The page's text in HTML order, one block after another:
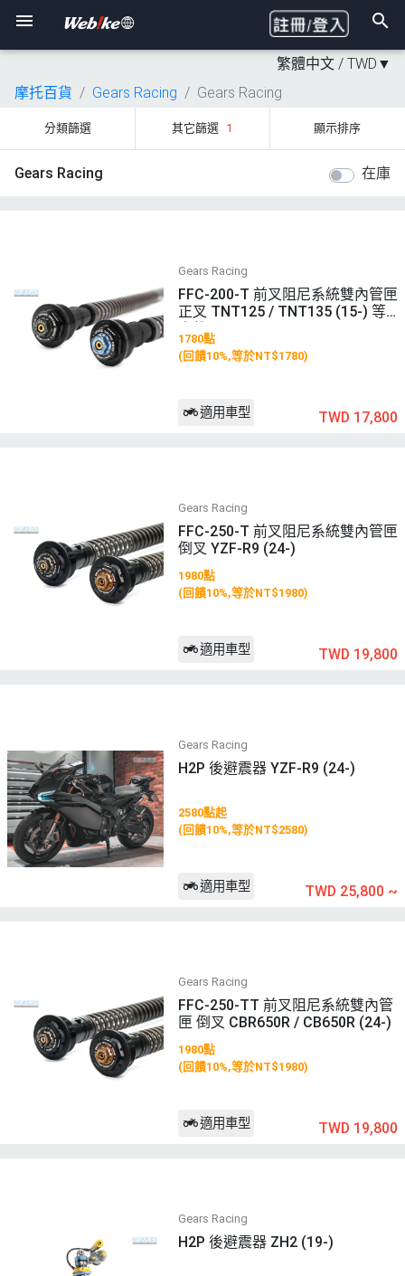
繁體中文 / TWD ▼
摩托百貨
Gears Racing Gears Racing
分類篩選 其它篩選 1 顯示排序
Gears Racing 在庫
Gears Racing
FFC-200-T 前叉阻尼系統雙內管匣
正叉 TNT125 / TNT135 (15-) 等
車款
1780點
(回饋10%,等於NT$1780)
適用車型 TWD 17,800
Gears Racing
FFC-250-T 前叉阻尼系統雙內管匣
倒叉 YZF-R9 (24-)
1980點
(回饋10%,等於NT$1980)
適用車型 TWD 19,800
Gears Racing
H2P 後避震器 YZF-R9 (24-)
2580點起
(回饋10%,等於NT$2580)
適用車型 TWD 25,800 ~
Gears Racing
FFC-250-TT 前叉阻尼系統雙內管
匣 倒叉 CBR650R / CB650R (24-)
1980點
(回饋10%,等於NT$1980)
適用車型 TWD 19,800
Gears Racing
H2P 後避震器 ZH2 (19-)